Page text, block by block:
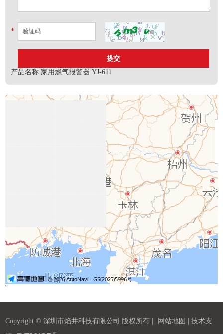
*
产品名称 家用燃气报警器 YJ-611
'
Copyright © 深圳市焰井科技有限公司 版权所有 | 网站地图 | 技术支